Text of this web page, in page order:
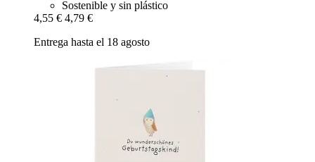
Sostenible y sin plástico
4,55 € 4,79 €
Entrega hasta el 18 agosto